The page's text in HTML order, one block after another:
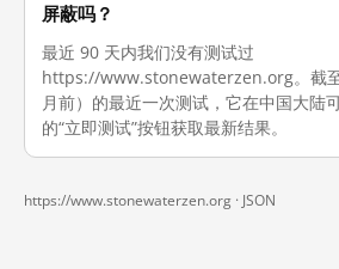
屏蔽吗？
最近 90 天内我们没有测试过
https://www.stonewaterzen.org。截
月前）的最近一次测试，它在中国大陆
的“立即测试”按钮获取最新结果。
https://www.stonewaterzen.org · JSON